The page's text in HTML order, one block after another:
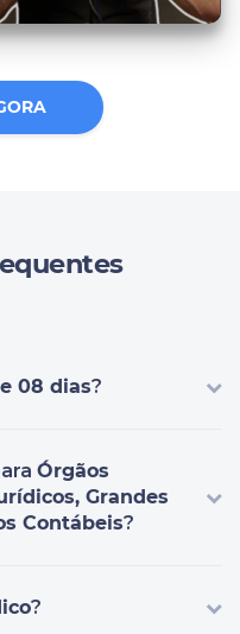
08 dias?
Órgãos
Grandes
Contábeis?
?